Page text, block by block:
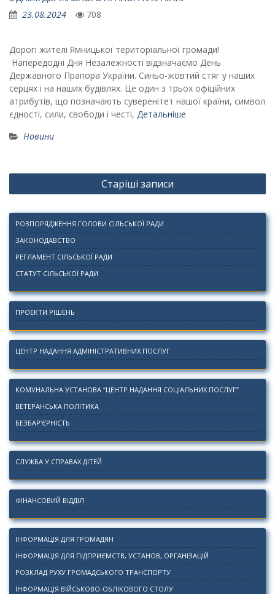
23.08.2024 708
Дорогі жителі Ямницької територіальної громади!
Напередодні Дня Незалежності відзначаємо День
Державного Прапора України. Синьо-жовтий стяг у наших
серцях і на наших будівлях. Це один з трьох офіційних
атрибутів, що позначають суверенітет нашої країни, символ
єдності, сили, свободи і честі, Детальніше
Новини
Навігація
Старіші записи
РОЗПОРЯДЖЕННЯ ГОЛОВИ СІЛЬСЬКОЇ РАДИ
ЗАКОНОДАВСТВО
РЕГЛАМЕНТ СІЛЬСЬКОЇ РАДИ
СТАТУТ СІЛЬСЬКОЇ РАДИ
ПРОЕКТИ РІШЕНЬ
ЦЕНТР НАДАННЯ АДМІНІСТРАТИВНИХ ПОСЛУГ
КОМУНАЛЬНА УСТАНОВА “ЦЕНТР НАДАННЯ СОЦІАЛЬНИХ ПОСЛУГ”
ВЕТЕРАНСЬКА ПОЛІТИКА
БЕЗБАР’ЄРНІСТЬ
СЛУЖБА У СПРАВАХ ДІТЕЙ
ФІНАНСОВИЙ ВІДДІЛ
ІНФОРМАЦІЯ ДЛЯ ГРОМАДЯН
ІНФОРМАЦІЯ ДЛЯ ПІДПРИЄМСТВ, УСТАНОВ, ОРГАНІЗАЦІЙ
РОЗКЛАД РУХУ ГРОМАДСЬКОГО ТРАНСПОРТУ
ІНФОРМАЦІЯ ВІЙСЬКОВО-ОБЛІКОВОГО СТОЛУ